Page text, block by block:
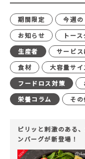
期間限定 今週の
お知らせ
トー
生産者
サービス
食材
大容量サイ
フードロス対策
栄養コラム
その
ピリッと刺激のある
ンバーグが新登場！